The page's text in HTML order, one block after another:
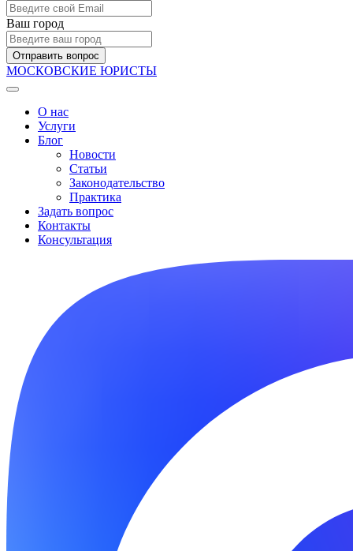
Ваш город
Отправить вопрос
МОСКОВСКИЕ ЮРИСТЫ
О нас
Услуги
Блог
Новости
Статьи
Законодательство
Практика
Задать вопрос
Контакты
Консультация